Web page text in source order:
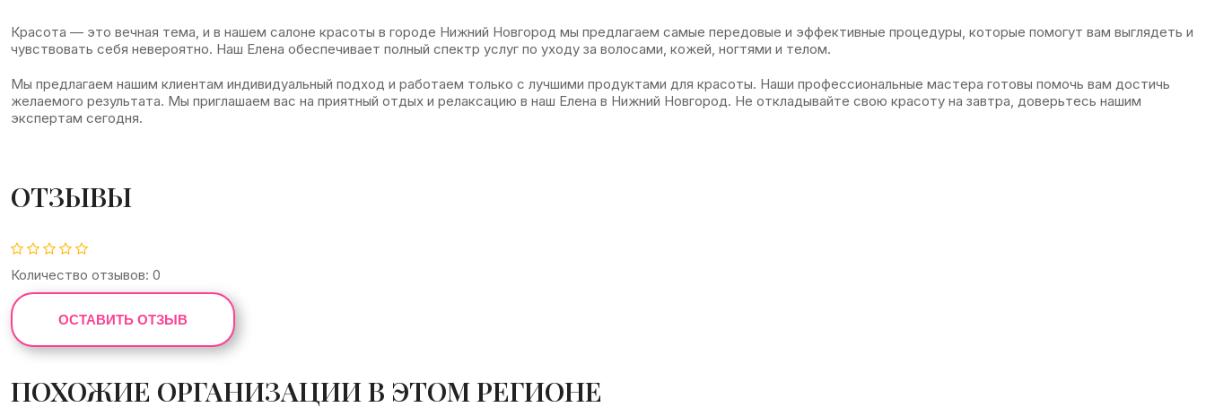
Красота — это вечная тема, и в нашем салоне красоты в городе Нижний Новгород мы предлагаем самые передовые и эффективные процедуры, которые помогут вам выглядеть и
чувствовать себя невероятно. Наш Елена обеспечивает полный спектр услуг по уходу за волосами, кожей, ногтями и телом.
Мы предлагаем нашим клиентам индивидуальный подход и работаем только с лучшими продуктами для красоты. Наши профессиональные мастера готовы помочь вам достичь
желаемого результата. Мы приглашаем вас на приятный отдых и релаксацию в наш Елена в Нижний Новгород. Не откладывайте свою красоту на завтра, доверьтесь нашим
экспертам сегодня.
ОТЗЫВЫ
Количество отзывов: 0
ОСТАВИТЬ ОТЗЫВ
ПОХОЖИЕ ОРГАНИЗАЦИИ В ЭТОМ РЕГИОНЕ